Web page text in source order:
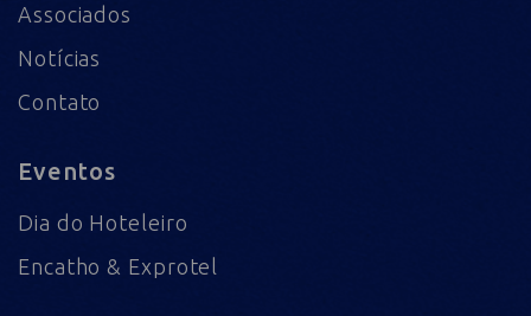
Associados
Notícias
Contato
Eventos
Dia do Hoteleiro
Encatho & Exprotel